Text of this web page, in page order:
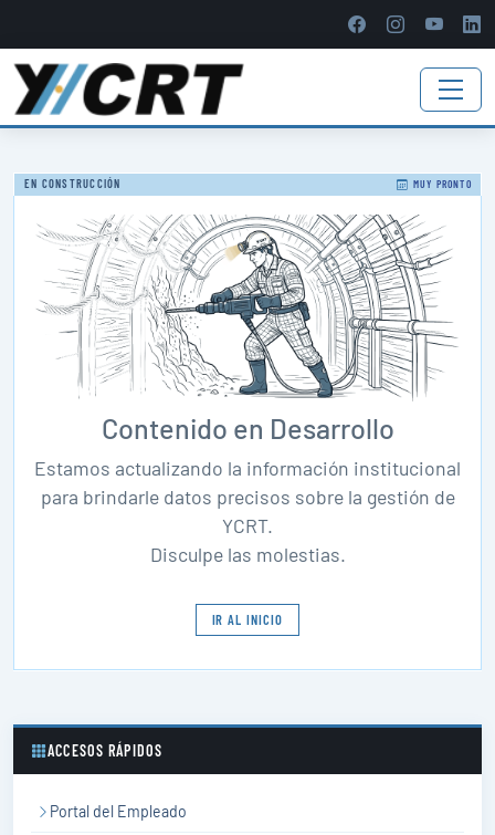
EN CONSTRUCCIÓN MUY PRONTO
Contenido en Desarrollo
Estamos actualizando la información institucional
para brindarle datos precisos sobre la gestión de
YCRT.
Disculpe las molestias.
IR AL INICIO
ACCESOS RÁPIDOS
Portal del Empleado